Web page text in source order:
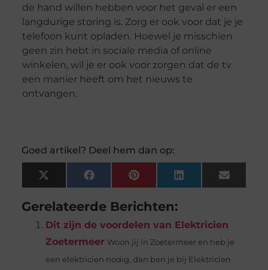
de hand willen hebben voor het geval er een
langdurige storing is. Zorg er ook voor dat je je
telefoon kunt opladen. Hoewel je misschien
geen zin hebt in sociale media of online
winkelen, wil je er ook voor zorgen dat de tv
een manier heeft om het nieuws te
ontvangen.
Goed artikel? Deel hem dan op:
X
(Twitter)
FacebookPinterestLinkedInEmail
Gerelateerde Berichten:
Dit zijn de voordelen van Elektricien
Zoetermeer Woon jij in Zoetermeer en heb je
een elektricien nodig, dan ben je bij Elektricien